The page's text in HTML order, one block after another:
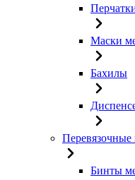
Маски
Бахилы
Перевязочные
Бинты